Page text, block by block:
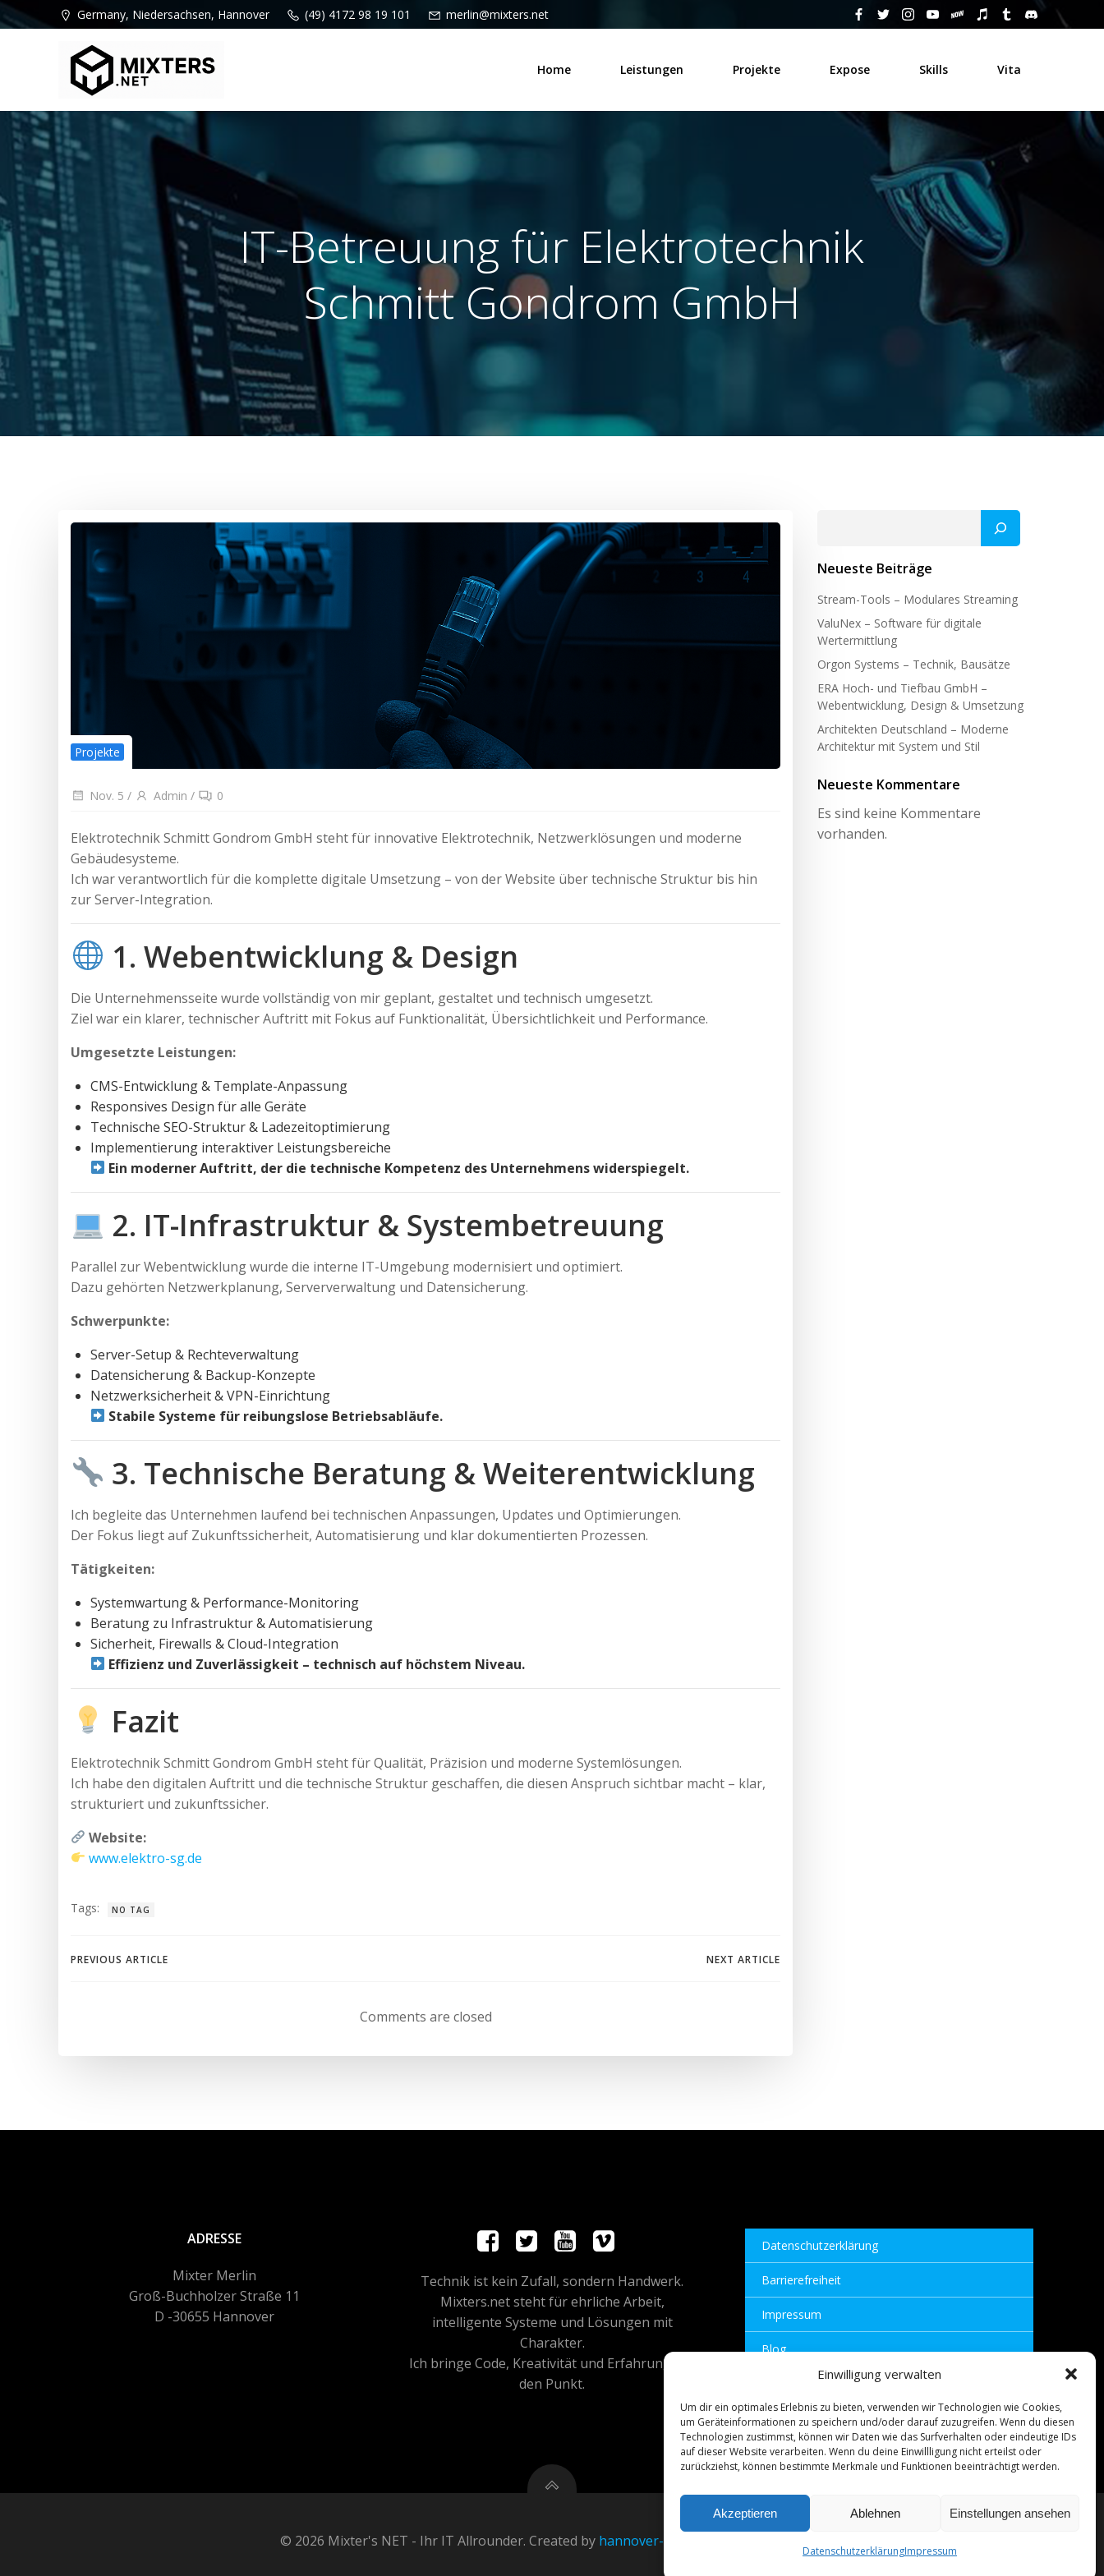
Einwilligung verwalten
Um dir ein optimales Erlebnis zu bieten, verwenden wir Technologien wie Cookies,
um Geräteinformationen zu speichern und/oder darauf zuzugreifen. Wenn du diesen
Technologien zustimmst, können wir Daten wie das Surfverhalten oder eindeutige IDs
auf dieser Website verarbeiten. Wenn du deine Einwillligung nicht erteilst oder
zurückziehst, können bestimmte Merkmale und Funktionen beeinträchtigt werden.
Akzeptieren Ablehnen Einstellungen ansehen
DatenschutzerklärungImpressum
Zum
Inhalt
Germany, Niedersachsen, Hannover (49) 4172 98 19 101 merlin@mixters.net
Home Leistungen Projekte Expose Skills Vita
IT-Betreuung für Elektrotechnik
Schmitt Gondrom GmbH
Projekte
Nov. 5 / Admin / 0
Elektrotechnik Schmitt Gondrom GmbH steht für innovative Elektrotechnik, Netzwerklösungen und moderne
Gebäudesysteme.
Ich war verantwortlich für die komplette digitale Umsetzung – von der Website über technische Struktur bis hin
zur Server-Integration.
1. Webentwicklung & Design
Die Unternehmensseite wurde vollständig von mir geplant, gestaltet und technisch umgesetzt.
Ziel war ein klarer, technischer Auftritt mit Fokus auf Funktionalität, Übersichtlichkeit und Performance.
Umgesetzte Leistungen:
CMS-Entwicklung & Template-Anpassung
Responsives Design für alle Geräte
Technische SEO-Struktur & Ladezeitoptimierung
Implementierung interaktiver Leistungsbereiche
Ein moderner Auftritt, der die technische Kompetenz des Unternehmens widerspiegelt.
2. IT-Infrastruktur & Systembetreuung
Parallel zur Webentwicklung wurde die interne IT-Umgebung modernisiert und optimiert.
Dazu gehörten Netzwerkplanung, Serververwaltung und Datensicherung.
Schwerpunkte:
Server-Setup & Rechteverwaltung
Datensicherung & Backup-Konzepte
Netzwerksicherheit & VPN-Einrichtung
Stabile Systeme für reibungslose Betriebsabläufe.
3. Technische Beratung & Weiterentwicklung
Ich begleite das Unternehmen laufend bei technischen Anpassungen, Updates und Optimierungen.
Der Fokus liegt auf Zukunftssicherheit, Automatisierung und klar dokumentierten Prozessen.
Tätigkeiten:
Systemwartung & Performance-Monitoring
Beratung zu Infrastruktur & Automatisierung
Sicherheit, Firewalls & Cloud-Integration
Effizienz und Zuverlässigkeit – technisch auf höchstem Niveau.
Fazit
Elektrotechnik Schmitt Gondrom GmbH steht für Qualität, Präzision und moderne Systemlösungen.
Ich habe den digitalen Auftritt und die technische Struktur geschaffen, die diesen Anspruch sichtbar macht – klar,
strukturiert und zukunftssicher.
Website:
www.elektro-sg.de
Tags: NO TAG
Post
PREVIOUS ARTICLE
navigation
NEXT ARTICLE
Comments are closed
Neueste Beiträge
Stream-Tools – Modulares Streaming
ValuNex – Software für digitale
Wertermittlung
Orgon Systems – Technik, Bausätze
ERA Hoch- und Tiefbau GmbH –
Webentwicklung, Design & Umsetzung
Architekten Deutschland – Moderne
Architektur mit System und Stil
Neueste Kommentare
Es sind keine Kommentare
vorhanden.
ADRESSE
Mixter Merlin
Groß-Buchholzer Straße 11
D -30655 Hannover
Technik ist kein Zufall, sondern Handwerk.
Mixters.net steht für ehrliche Arbeit,
intelligente Systeme und Lösungen mit
Charakter.
Ich bringe Code, Kreativität und Erfahrung auf
den Punkt.
Datenschutzerklärung
Barrierefreiheit
Impressum
Blog
© 2026 Mixter's NET - Ihr IT Allrounder. Created by hannover-technik.de